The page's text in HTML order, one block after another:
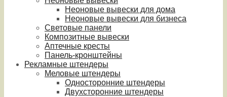
Неоновые вывески для дома
Неоновые вывески для бизнеса
Световые панели
Композитные вывески
Аптечные кресты
Панель-кронштейны
Рекламные штендеры
Меловые штендеры
Односторонние штендеры
Двухсторонние штендеры